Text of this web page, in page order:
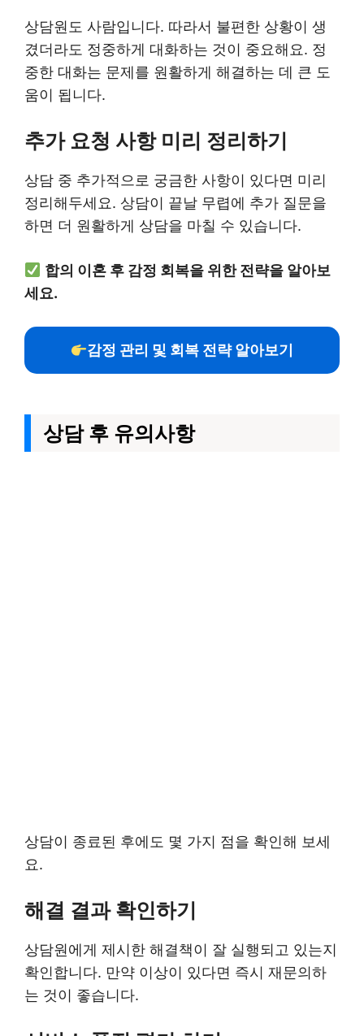
상담원도 사람입니다. 따라서 불편한 상황이 생
겼더라도 정중하게 대화하는 것이 중요해요. 정
중한 대화는 문제를 원활하게 해결하는 데 큰 도
움이 됩니다.
추가 요청 사항 미리 정리하기
상담 중 추가적으로 궁금한 사항이 있다면 미리
정리해두세요. 상담이 끝날 무렵에 추가 질문을
하면 더 원활하게 상담을 마칠 수 있습니다.
합의 이혼 후 감정 회복을 위한 전략을 알아보
세요.
감정 관리 및 회복 전략 알아보기
상담 후 유의사항
상담이 종료된 후에도 몇 가지 점을 확인해 보세
요.
해결 결과 확인하기
상담원에게 제시한 해결책이 잘 실행되고 있는지
확인합니다. 만약 이상이 있다면 즉시 재문의하
는 것이 좋습니다.